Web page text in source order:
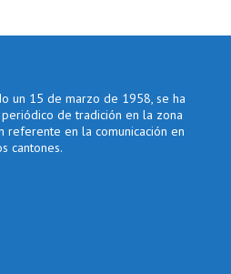
un 15 de marzo de 1958, se ha
de tradición en la zona
referente en la comunicación en
cantones.